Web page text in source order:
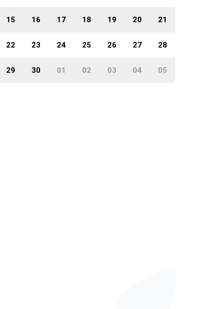
15 16 17 18 19 20 21
22 23 24 25 26 27 28
29 30 01 02 03 04 05